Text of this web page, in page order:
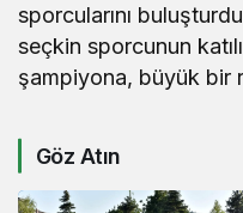
sporcularını
seçkin sporcunun
şampiyona, büyük bir
Göz Atın